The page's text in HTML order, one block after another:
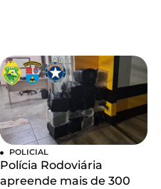
POLICIAL
Polícia Rodoviária
apreende mais de 300